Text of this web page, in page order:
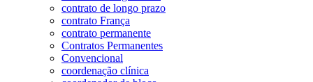
contrato de longo prazo
contrato França
contrato permanente
Contratos Permanentes
Convencional
coordenação clínica